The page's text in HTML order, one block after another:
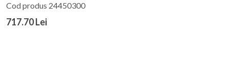
Cod produs 24450300
717.70 Lei